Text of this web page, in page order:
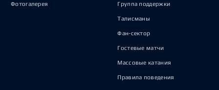
Фотогалерея Группа поддержки
Талисманы
Фан-сектор
Гостевые матчи
Массовые катания
Правила поведения